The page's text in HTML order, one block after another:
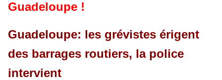
Guadeloupe !
Guadeloupe: les grévistes érigent
des barrages routiers, la police
intervient